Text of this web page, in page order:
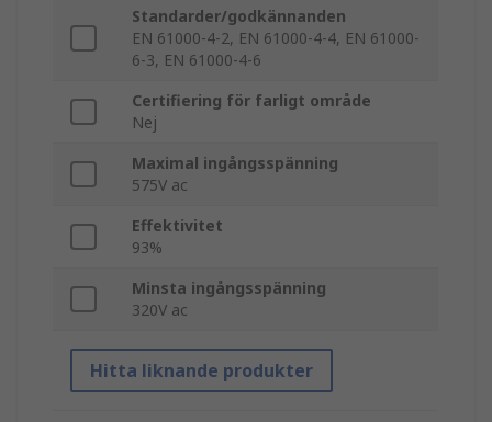
Standarder/godkännanden
EN 61000-4-2, EN 61000-4-4, EN 61000-
6-3, EN 61000-4-6
Certifiering för farligt område
Nej
Maximal ingångsspänning
575V ac
Effektivitet
93%
Minsta ingångsspänning
320V ac
Hitta liknande produkter